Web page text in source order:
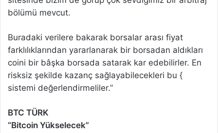
bölümü mevcut.
Buradaki verilere bakarak borsalar arası fiyat
farklılıklarından yararlanarak bir borsadan aldıkları
coini bir bâşka borsada satarak kar edebilirler. En
risksiz şekilde kazanç sağlayabilecekleri bu {
sistemi değerlendirmeliler.”
BTC TÜRK
“Bitcoin Yükselecek”